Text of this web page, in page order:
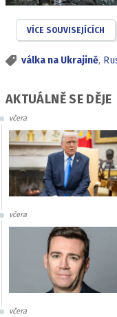
VÍCE SOUVISEJÍCÍCH
válka na Ukrajině,
AKTUÁLNĚ SE DĚJE
včera
včera
včera